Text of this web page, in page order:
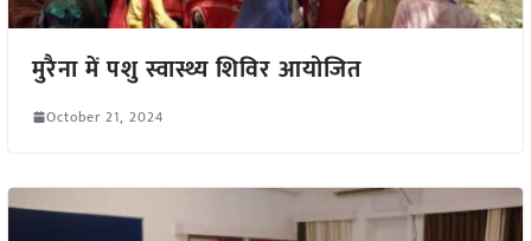
मुरैना में पशु स्वास्थ्य शिविर आयोजित
October 21, 2024